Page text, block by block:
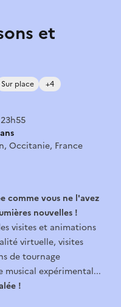
et
Sur place +4
Occitanie, France
comme vous ne l'avez
nouvelles !
visites et animations
virtuelle, visites
de tournage
expérimental...
!